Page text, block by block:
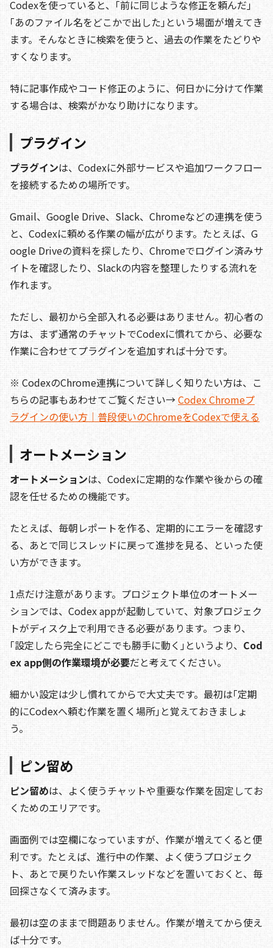
Codexを使っていると、｢前に同じような修正を頼んだ｣
｢あのファイル名をどこかで出した｣という場面が増えてき
ます。そんなときに検索を使うと、過去の作業をたどりや
すくなります。
特に記事作成やコード修正のように、何日かに分けて作業
する場合は、検索がかなり助けになります。
プラグイン
プラグインは、Codexに外部サービスや追加ワークフロー
を接続するための場所です。
Gmail、Google Drive、Slack、Chromeなどの連携を使う
と、Codexに頼める作業の幅が広がります。たとえば、G
oogle Driveの資料を探したり、Chromeでログイン済みサ
イトを確認したり、Slackの内容を整理したりする流れを
作れます。
ただし、最初から全部入れる必要はありません。初心者の
方は、まず通常のチャットでCodexに慣れてから、必要な
作業に合わせてプラグインを追加すれば十分です。
※ CodexのChrome連携について詳しく知りたい方は、こ
ちらの記事もあわせてご覧ください→Codex Chromeプ
ラグインの使い方｜普段使いのChromeをCodexで使える
オートメーション
オートメーションは、Codexに定期的な作業や後からの確
認を任せるための機能です。
たとえば、毎朝レポートを作る、定期的にエラーを確認す
る、あとで同じスレッドに戻って進捗を見る、といった使
い方ができます。
1点だけ注意があります。プロジェクト単位のオートメー
ションでは、Codex appが起動していて、対象プロジェク
トがディスク上で利用できる必要があります。つまり、
｢設定したら完全にどこでも勝手に動く｣というより、 Cod
ex app側の作業環境が必要だと考えてください。
細かい設定は少し慣れてからで大丈夫です。最初は｢定期
的にCodexへ頼む作業を置く場所｣と覚えておきましょ
う。
ピン留め
ピン留めは、よく使うチャットや重要な作業を固定してお
くためのエリアです。
画面例では空欄になっていますが、作業が増えてくると便
利です。たとえば、進行中の作業、よく使うプロジェク
ト、あとで戻りたい作業スレッドなどを置いておくと、毎
回探さなくて済みます。
最初は空のままで問題ありません。作業が増えてから使え
ば十分です。